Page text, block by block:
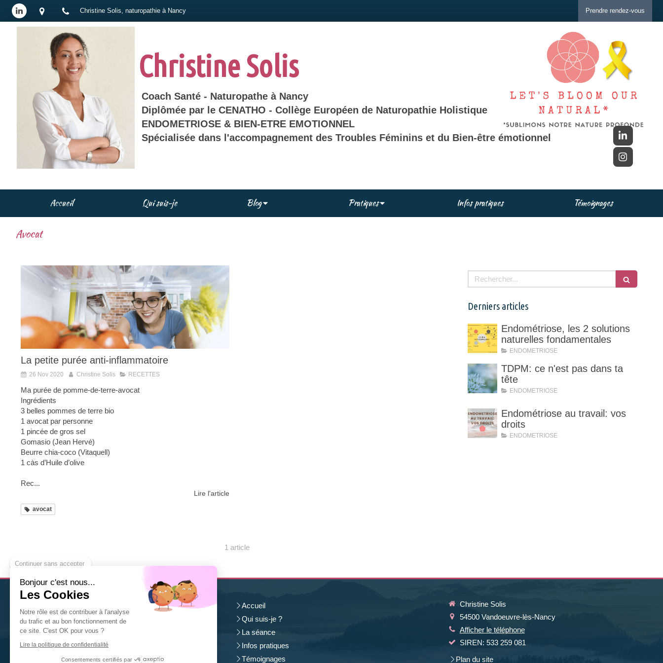
Christine Solis, naturopathie à Nancy Prendre rendez-vous
Christine Solis
Coach Santé - Naturopathe à Nancy
Diplômée par le CENATHO - Collège Européen de Naturopathie Holistique
ENDOMETRIOSE & BIEN-ETRE EMOTIONNEL
Spécialisée dans l'accompagnement des Troubles Féminins et du Bien-être émotionnel
Accueil Qui suis-je Blog Pratiques Infos pratiques Témoignages
Avocat
La petite purée anti-inflammatoire
26 Nov 2020 Christine Solis RECETTES
Ma purée de pomme-de-terre-avocat
Ingrédients
3 belles pommes de terre bio
1 avocat par personne
1 pincée de gros sel
Gomasio (Jean Hervé)
Beurre chia-coco (Vitaquell)
1 càs d’Huile d’olive
Rec...
Lire l'article
avocat
1 article
Rechercher
Derniers articles
Endométriose, les 2 solutions
naturelles fondamentales
ENDOMETRIOSE
TDPM: ce n'est pas dans ta
tête
ENDOMETRIOSE
Endométriose au travail: vos
droits
ENDOMETRIOSE
thérapeute Diplômée en Naturopathie
à Nancy . Nutrition, fleurs de Bach, gemmothérapie,
phytothérapie... n'hésitez pas à la contacter pour tout
renseignement ou toute prise de rendez-vous.
Accueil
Qui suis-je ?
La séance
Infos pratiques
Témoignages
Christine Solis
54500 Vandoeuvre-lès-Nancy
Afficher le téléphone
SIREN: 533 259 081
Plan du site
Bonjour c'est nous...
Les Cookies
Notre rôle est de contribuer à l'analyse
du trafic et au bon fonctionnement de
ce site. C'est OK pour vous ?
Lire la politique de confidentialité
Consentements certifiés par